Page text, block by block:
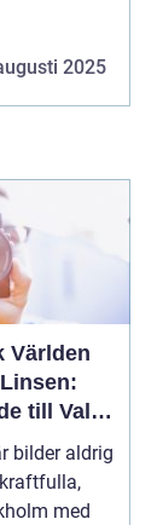
2025
Världen
till Val
i
bilder aldrig
med